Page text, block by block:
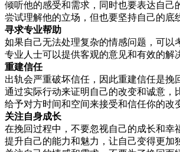
倾听他的感受和需求，同时也要表达自己
尝试理解他的立场，但也要坚持自己的底
寻求专业帮助
如果自己无法处理复杂的情感问题，可以
专业人士可以提供客观的意见和有效的解
重建信任
出轨会严重破坏信任，因此重建信任是挽
通过实际行动来证明自己的改变和诚意，
给予对方时间和空间来接受和信任你的改
关注自身成长
在挽回过程中，不要忽视自己的成长和幸
提升自己的能力和魅力，让自己变得更加